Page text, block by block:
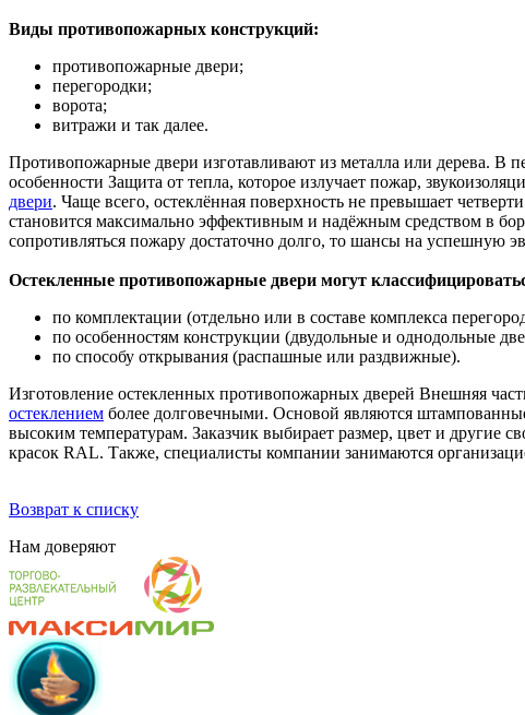
Виды противопожарных конструкций:
противопожарные двери;
перегородки;
ворота;
витражи и так далее.
Противопожарные двери изготавливают из металла или дерева. В
особенности Защита от тепла, которое излучает пожар,
двери. Чаще всего, остеклённая поверхность не превышает
становится максимально эффективным и надёжным средством в
сопротивляться пожару достаточно долго, то шансы на успешную
Остекленные противопожарные двери могут
по комплектации (отдельно или в составе комплекса
по особенностям конструкции (двудольные и однодольные
по способу открывания (распашные или раздвижные).
Изготовление остекленных противопожарных дверей Внешняя
остеклением более долговечными. Основой являются
высоким температурам. Заказчик выбирает размер, цвет и другие
красок RAL. Также, специалисты компании занимаются
Возврат к списку
Нам доверяют